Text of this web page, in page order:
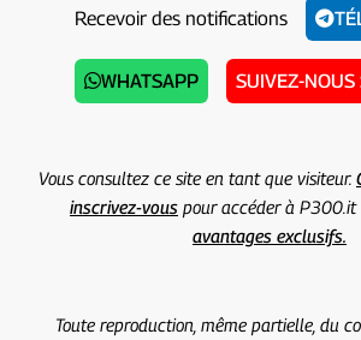
Recevoir des notifications
WHATSAPP SUIVEZ-NOUS
Vous consultez ce site en tant que visiteur.
inscrivez-vouspour accéder à P300.it
avantages exclusifs.
Toute reproduction, même partielle, du